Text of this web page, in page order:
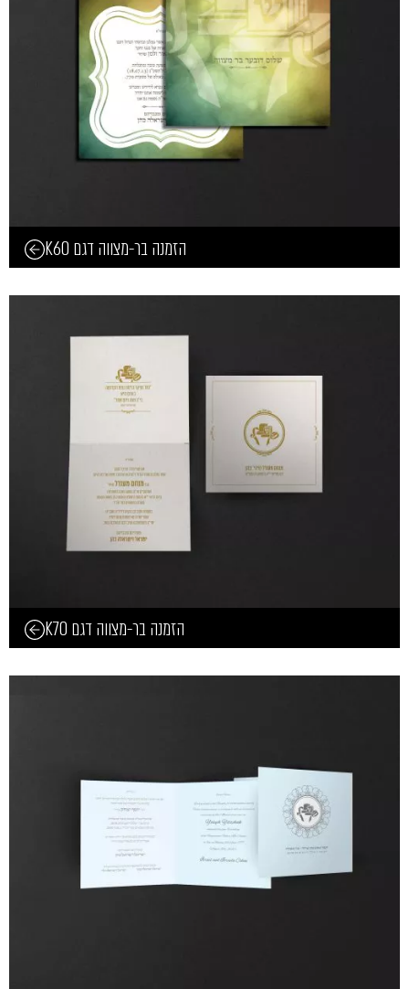
הזמנה בר-מצווה דגם K60
הזמנה בר-מצווה דגם K70